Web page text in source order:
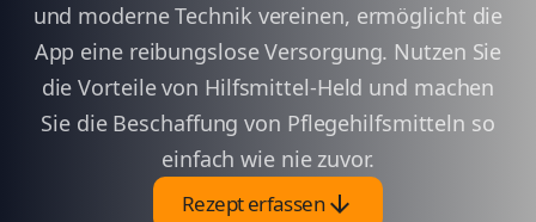
und moderne Technik vereinen, ermöglicht die
App eine reibungslose Versorgung. Nutzen Sie
die Vorteile von Hilfsmittel-Held und machen
Sie die Beschaffung von Pflegehilfsmitteln so
einfach wie nie zuvor.
Rezept erfassenarrow_downward